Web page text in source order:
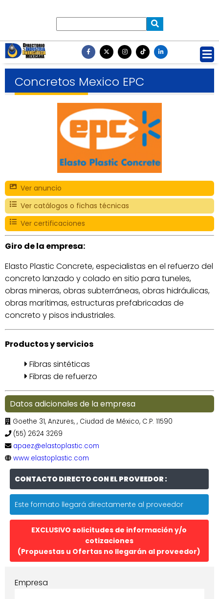
Concretos Mexico EPC
Ver anuncio
Ver catálogos o fichas técnicas
Ver certificaciones
Giro de la empresa:
Elasto Plastic Concrete, especialistas en el refuerzo del
concreto lanzado y colado en sitio para tuneles,
obras mineras, obras subterráneas, obras hidráulicas,
obras marítimas, estructuras prefabricadas de
concreto y pisos industriales.
Productos y servicios
Fibras sintéticas
Fibras de refuerzo
Datos adicionales de la empresa
Goethe 31, Anzures, , Ciudad de México, C.P. 11590
(55) 2624 3269
apaez@elastoplastic.com
www.elastoplastic.com
CONTACTO DIRECTO CON EL PROVEEDOR :
Este formato llegará directamente al proveedor
EXCLUSIVO solicitudes de información y/o
cotizaciones
(Propuestas u Ofertas no llegarán al proveedor)
Empresa